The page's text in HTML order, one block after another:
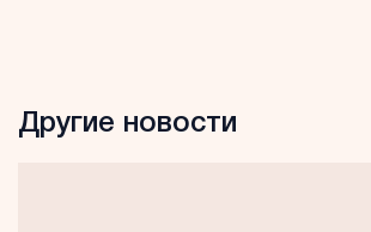
Другие новости